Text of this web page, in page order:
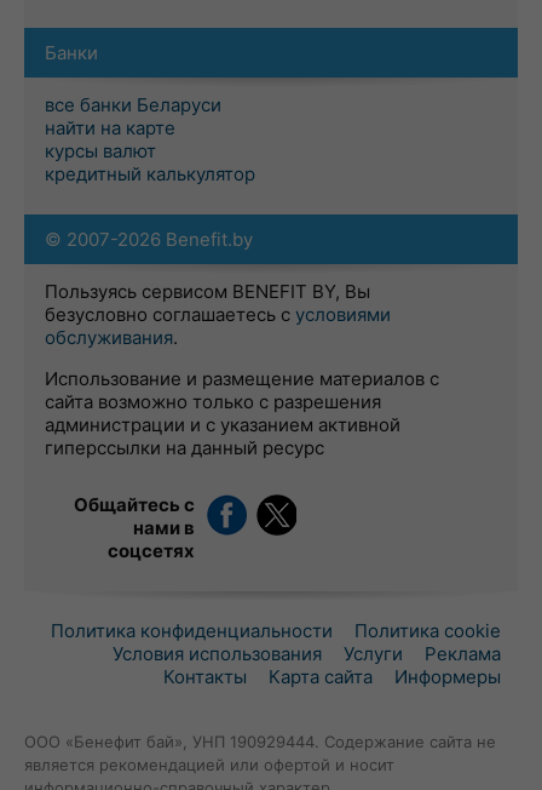
Банки
все банки Беларуси
найти на карте
курсы валют
кредитный калькулятор
© 2007-2026 Benefit.by
Пользуясь сервисом BENEFIT BY, Вы
безусловно соглашаетесь с условиями
обслуживания.
Использование и размещение материалов с
сайта возможно только с разрешения
администрации и с указанием активной
гиперссылки на данный ресурс
Общайтесь с
нами в
соцсетях
Политика конфиденциальности
Политика cookie
Условия использования
Услуги
Реклама
Контакты
Карта сайта Информеры
ООО «Бенефит бай», УНП 190929444. Содержание сайта не
является рекомендацией или офертой и носит